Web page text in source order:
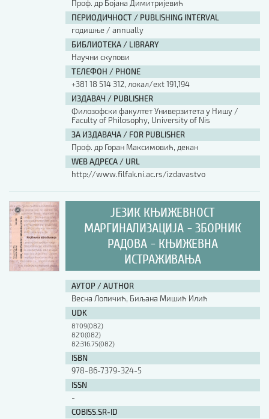
Проф. др Бојана Димитријевић
ПЕРИОДИЧНОСТ / PUBLISHING INTERVAL
годишње / annually
БИБЛИОТЕКА / LIBRARY
Научни скупови
ТЕЛЕФОН / PHONE
+381 18 514 312, локал/ext 191,194
ИЗДАВАЧ / PUBLISHER
Филозофски факултет Универзитета у Нишу /
Faculty of Philosophy, University of Nis
ЗА ИЗДАВАЧА / FOR PUBLISHER
Проф. др Горан Максимовић, декан
WEB АДРЕСА / URL
http://www.filfak.ni.ac.rs/izdavastvo
ЈЕЗИК КЊИЖЕВНОСТ
МАРГИНАЛИЗАЦИЈА - ЗБОРНИК
РАДОВА - КЊИЖЕВНА
ИСТРАЖИВАЊА
АУТОР / AUTHOR
Весна Лопичић, Биљана Мишић Илић
UDK
81'09(082)
82'0(082)
82:316.75(082)
ISBN
978-86-7379-324-5
ISSN
-
COBISS.SR-ID